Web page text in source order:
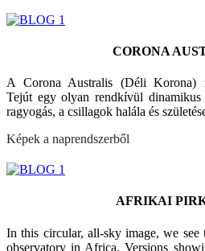
CORONA
A Corona Australis (Déli Korona)
Tejút egy olyan rendkívül dinamikus
ragyogás, a csillagok halála és
Képek a naprendszerből
AFRIKAI
In this circular, all-sky image, we
observatory in Africa. Versions